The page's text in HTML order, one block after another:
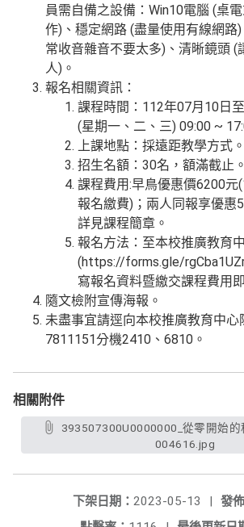
員需自備之設備：Win10電腦 (桌
作)、穩定網路 (盡量使用有線網路
常收音雜音不要太多)、清晰鏡頭 (
人)。
報名相關資訊：
課程時間：112年07月10日
(星期一、二、三) 09:00 ~
上課地點：採遠距教學方式。
招生名額：30名，額滿截止。
課程費用:早鳥優惠價6200
報名繳費)；兩人同報享優惠
詳見課程簡章。
報名方法：至本校推廣教育
(https://forms.gle/
寫報名資料暨繳交課程費用
隨文檢附宣傳海報。
未盡事宜請逕向本校推廣教育中心
7811151分機2410、6810。
相關附件
004616.jpg
發
下架日期： 2023-05-13
|